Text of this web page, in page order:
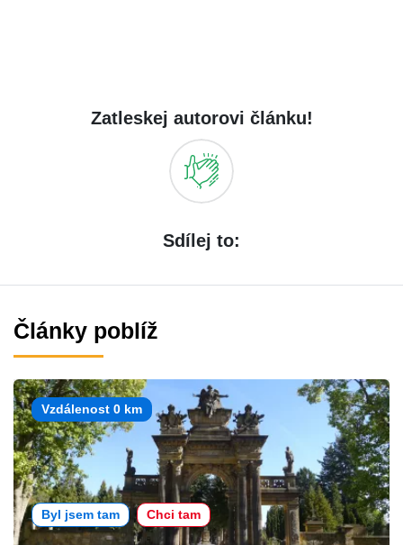
Zatleskej autorovi článku!
Sdílej to:
Články poblíž
Vzdálenost 0 km
Byl jsem tam Chci tam